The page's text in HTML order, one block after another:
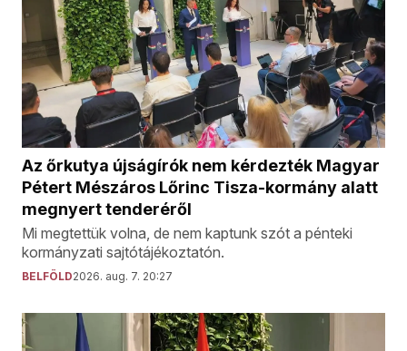
Az őrkutya újságírók nem kérdezték Magyar
Pétert Mészáros Lőrinc Tisza-kormány alatt
megnyert tenderéről
Mi megtettük volna, de nem kaptunk szót a pénteki
kormányzati sajtótájékoztatón.
BELFÖLD2026. aug. 7. 20:27